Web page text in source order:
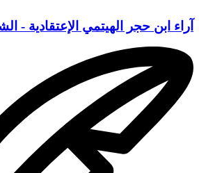
آراء ابن حجر الهيتمي الإعتقادية -